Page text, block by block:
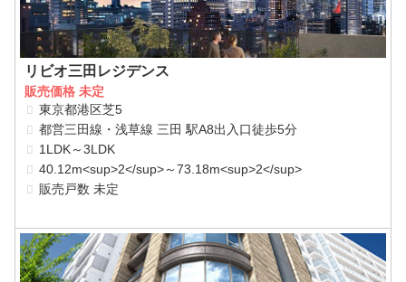
リビオ三田レジデンス
販売価格 未定
東京都港区芝5
都営三田線・浅草線 三田 駅A8出入口徒歩5分
1LDK～3LDK
40.12m<sup>2</sup>～73.18m<sup>2</sup>
販売戸数 未定